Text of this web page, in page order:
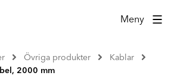
Meny
Övriga produkter
Kablar
2000 mm